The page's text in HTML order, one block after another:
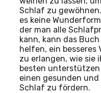
Schlaf zu
es keine
der man alle
kann, kann das
helfen, ein besseres
zu erlangen, wie sie
besten unterstützen
einen gesunden und
Schlaf zu fördern.